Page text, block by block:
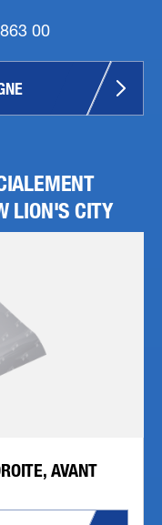
00
LION'S CITY
AVANT